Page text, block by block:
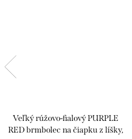
Veľký rúžovo-fialový PURPLE
RED brmbolec na čiapku z líšky,